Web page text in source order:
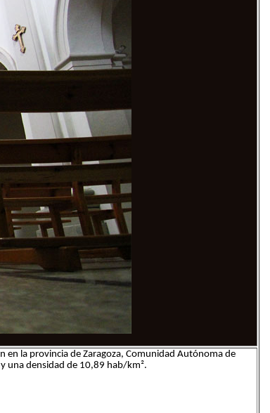
en la provincia de Zaragoza, Comunidad Autónoma de
una densidad de 10,89 hab/km².